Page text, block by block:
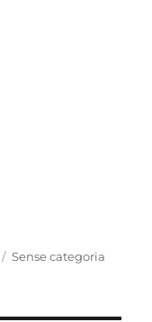
Categories
Sense categoria